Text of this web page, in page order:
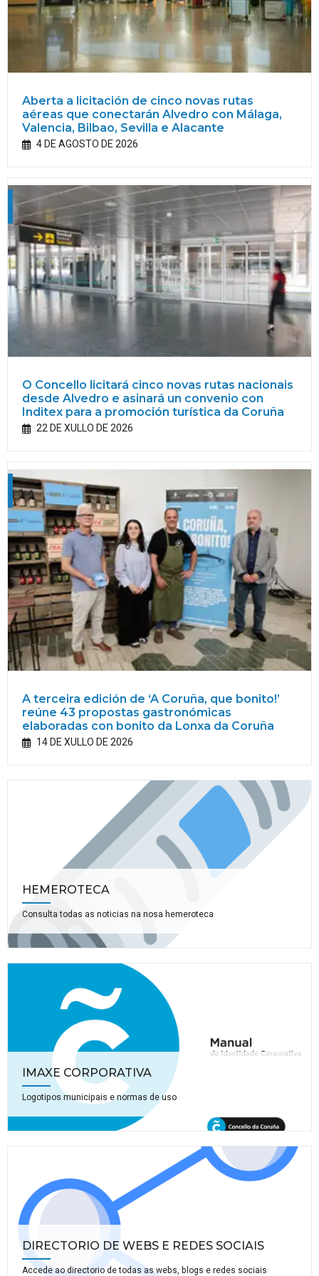
Aberta a licitación de cinco novas rutas
aéreas que conectarán Alvedro con Málaga,
Valencia, Bilbao, Sevilla e Alacante
4 DE AGOSTO DE 2026
O Concello licitará cinco novas rutas nacionais
desde Alvedro e asinará un convenio con
Inditex para a promoción turística da Coruña
22 DE XULLO DE 2026
A terceira edición de ‘A Coruña, que bonito!’
reúne 43 propostas gastronómicas
elaboradas con bonito da Lonxa da Coruña
14 DE XULLO DE 2026
HEMEROTECA
Consulta todas as noticias na nosa hemeroteca
IMAXE CORPORATIVA
Logotipos municipais e normas de uso
DIRECTORIO DE WEBS E REDES SOCIAIS
Accede ao directorio de todas as webs, blogs e redes sociais